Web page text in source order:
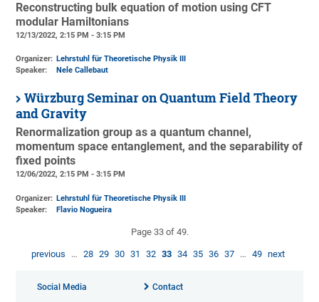
Reconstructing bulk equation of motion using CFT
modular Hamiltonians
12/13/2022, 2:15 PM - 3:15 PM
Organizer: Lehrstuhl für Theoretische Physik III
Speaker:
Nele Callebaut
Würzburg Seminar on Quantum Field Theory
and Gravity
Renormalization group as a quantum channel,
momentum space entanglement, and the separability of
fixed points
12/06/2022, 2:15 PM - 3:15 PM
Organizer: Lehrstuhl für Theoretische Physik III
Speaker:
Flavio Nogueira
Page 33 of 49.
previous … 28 29 30 31 32 33 34 35 36 37 … 49 next
Social Media Contact